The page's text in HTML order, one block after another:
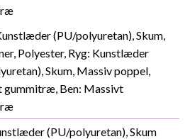
(PU/polyuretan), Skum,
Polyester, Ryg: Kunstlæder
Skum, Massiv poppel,
gummitræ, Ben: Massivt
(PU/polyuretan), Skum